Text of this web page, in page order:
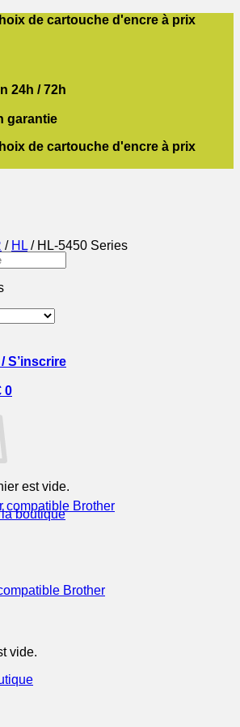
de cartouche d'encre à prix
24h / 72h
garantie
de cartouche d'encre à prix
S’inscrire
0
est vide.
boutique
vide.
/ HL /HL-5450 Series
Brother